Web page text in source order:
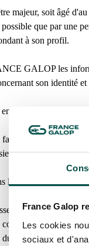
France Galop
Les cookies
sociaux et
majeur, soit âgé
que par une
à son profil.
GALOP les
son identité
l'accès aux
cadre de ce
et civilité,
du Compte (ex. état